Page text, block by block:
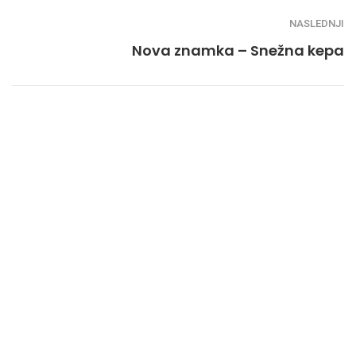
NASLEDNJI
Nova znamka – Snežna kepa